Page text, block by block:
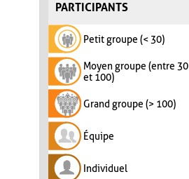
PARTICIPANTS
Petit groupe (< 30)
Moyen groupe (entre 30
et 100)
Grand groupe (> 100)
Équipe
Individuel